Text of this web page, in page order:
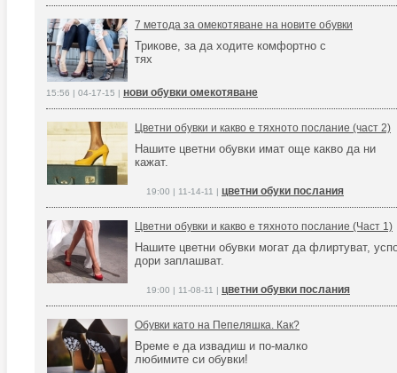
7 метода за омекотяване на новите обувки
Трикове, за да ходите комфортно с
тях
15:56 | 04-17-15 | нови обувки омекотяване
Цветни обувки и какво е тяхното послание (част 2)
Нашите цветни обувки имат още какво да ни
кажат.
19:00 | 11-14-11 | цветни обуки послания
Цветни обувки и какво е тяхното послание (Част 1)
Нашите цветни обувки могат да флиртуват,
дори заплашват.
19:00 | 11-08-11 | цветни обувки послания
Обувки като на Пепеляшка. Как?
Време е да извадиш и по-малко
любимите си обувки!